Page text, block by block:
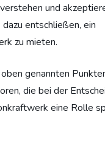
und
entschließen, ein
zu mieten.
genannten
die bei der
eine Rolle